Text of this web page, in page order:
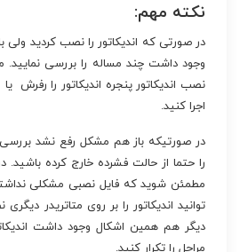
نکته مهم:
در صورتی که اندیکاتور را نصب کردید
وجود داشت چند مساله را بررسی نمایید.
نصب اندیکاتور پنجره اندیکاتور را رفرش
اجرا کنید.
در صورتیکه باز هم مشکل رفع نشد بررسی
را حتما از حالت فشرده خارج کرده
مطمئن شوید که فایل نصبی مشکلی
توانید اندیکاتور را بر روی متاتریدر
دیگر هم همین اشکال وجود داشت
مراحل را تکرار کنید.